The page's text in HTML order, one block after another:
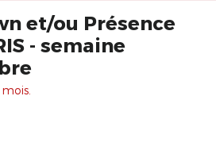
et/ou Présence
- semaine